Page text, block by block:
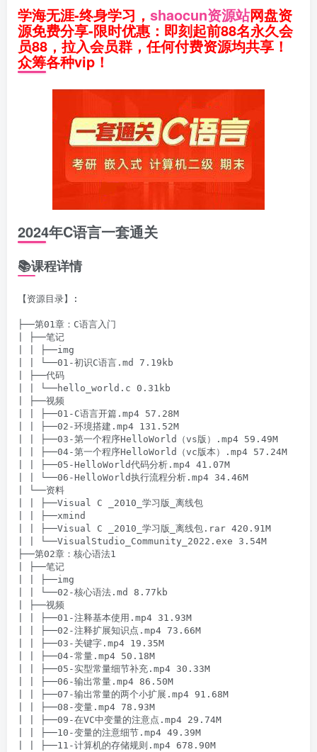
学海无涯-终身学习， shaocun资源站网盘资
源免费分享-限时优惠：即刻起前88名永久会
员88，拉入会员群，任何付费资源均共享！
众筹各种vip！
2024年C语言一套通关
📚课程详情
【资源目录】:
├──第01章：C语言入门
| ├──笔记
| | ├──img
| | └──01-初识C语言.md 7.19kb
| ├──代码
| | └──hello_world.c 0.31kb
| ├──视频
| | ├──01-C语言开篇.mp4 57.28M
| | ├──02-环境搭建.mp4 131.52M
| | ├──03-第一个程序HelloWorld（vs版）.mp4 59.49M
| | ├──04-第一个程序HelloWorld（vc版本）.mp4 57.24M
| | ├──05-HelloWorld代码分析.mp4 41.07M
| | └──06-HelloWorld执行流程分析.mp4 34.46M
| └──资料
| | ├──Visual C _2010_学习版_离线包
| | ├──xmind
| | ├──Visual C _2010_学习版_离线包.rar 420.91M
| | └──VisualStudio_Community_2022.exe 3.54M
├──第02章：核心语法1
| ├──笔记
| | ├──img
| | └──02-核心语法.md 8.77kb
| ├──视频
| | ├──01-注释基本使用.mp4 31.93M
| | ├──02-注释扩展知识点.mp4 73.66M
| | ├──03-关键字.mp4 19.35M
| | ├──04-常量.mp4 50.18M
| | ├──05-实型常量细节补充.mp4 30.33M
| | ├──06-输出常量.mp4 86.50M
| | ├──07-输出常量的两个小扩展.mp4 91.68M
| | ├──08-变量.mp4 78.93M
| | ├──09-在VC中变量的注意点.mp4 29.74M
| | ├──10-变量的注意细节.mp4 49.39M
| | ├──11-计算机的存储规则.mp4 678.90M